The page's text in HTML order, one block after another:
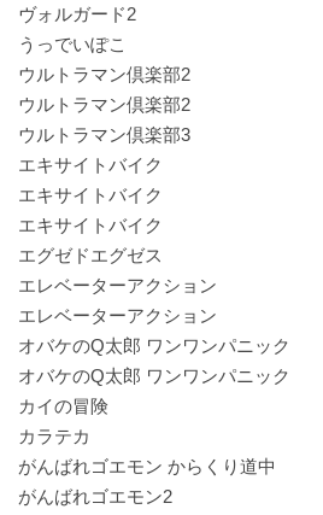
ヴォルガード2
うっでいぽこ
ウルトラマン倶楽部2
ウルトラマン倶楽部2
ウルトラマン倶楽部3
エキサイトバイク
エキサイトバイク
エキサイトバイク
エグゼドエグゼス
エレベーターアクション
エレベーターアクション
オバケのQ太郎 ワンワンパニック
オバケのQ太郎 ワンワンパニック
カイの冒険
カラテカ
がんばれゴエモン からくり道中
がんばれゴエモン2